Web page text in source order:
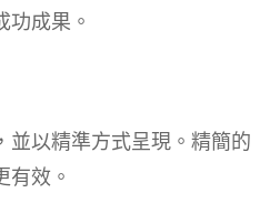
功成果。
並以精準方式呈現。精簡的
有效。